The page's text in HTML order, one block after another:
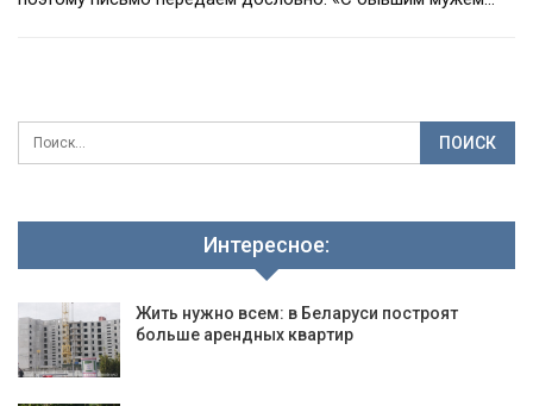
Интересное:
Жить нужно всем: в Беларуси построят
больше арендных квартир